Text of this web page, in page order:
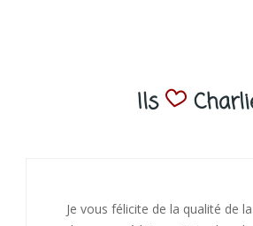
Ils
J’ai adoré ouvrir ce paquet votre